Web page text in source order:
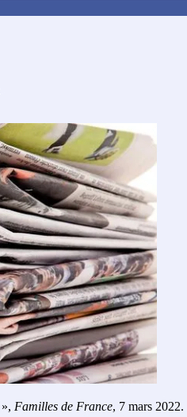
», Familles de France, 7 mars 2022.